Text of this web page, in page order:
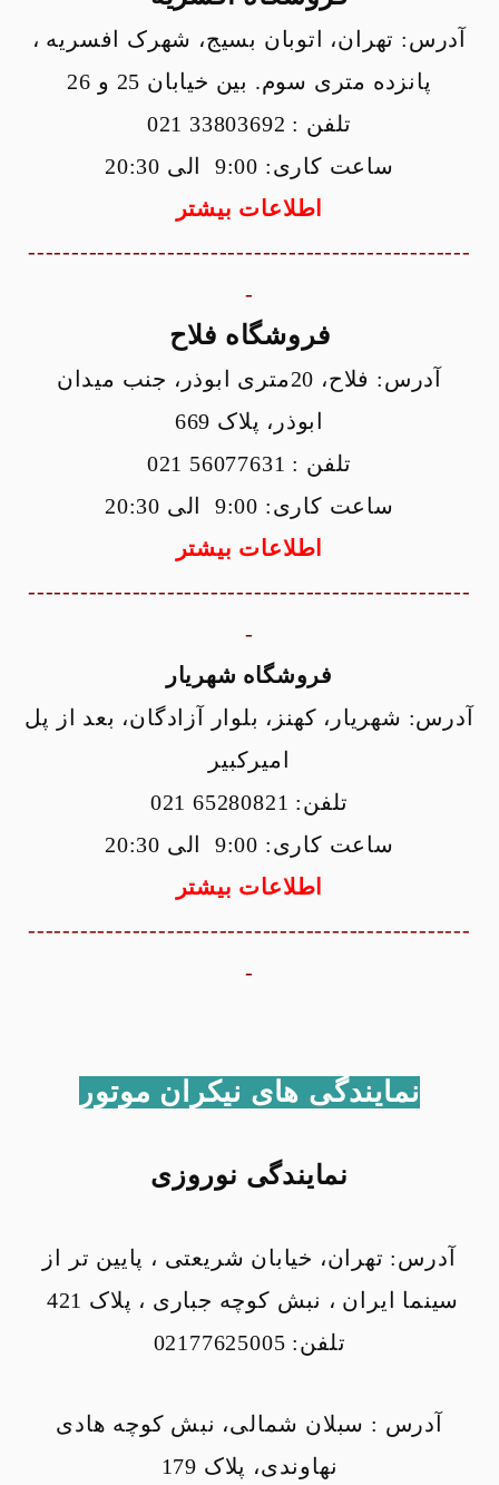
آدرس: تهران، اتوبان بسیج، شهرک افسریه ،
پانزده متری سوم. بین خیابان 25 و 26
تلفن : 33803692 021
ساعت کاری: 9:00 الی 20:30
اطلاعات بیشتر
---------------------------------------------------
-
فروشگاه فلاح
آدرس:
فلاح، 20متری ابوذر، جنب میدان
ابوذر، پلاک 669
تلفن : 56077631 021
ساعت کاری: 9:00 الی 20:30
اطلاعات بیشتر
---------------------------------------------------
-
فروشگاه شهریار
آدرس: شهریار، کهنز، بلوار آزادگان، بعد از پل
امیرکبیر
تلفن: 65280821 021
ساعت کاری: 9:00 الی 20:30
اطلاعات بیشتر
---------------------------------------------------
-
نمایندگی های نیکران موتور
نمایندگی نوروزی
آدرس: تهران، خیابان شریعتی ، پایین تر از
سینما ایران ، نبش کوچه جباری ، پلاک 421
تلفن: 02177625005
آدرس : سبلان شمالی، نبش کوچه هادی
نهاوندی، پلاک 179